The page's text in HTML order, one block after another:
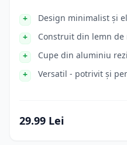
Design minimalist și
Construit din lemn
Cupe din aluminiu
Versatil - potrivit și
29.99 Lei